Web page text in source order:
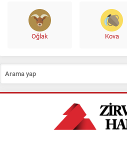
Oğlak Kova